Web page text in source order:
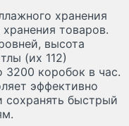
хранения
товаров.
высота
(их 112)
3200 коробок в час.
эффективно
сохранять быстрый